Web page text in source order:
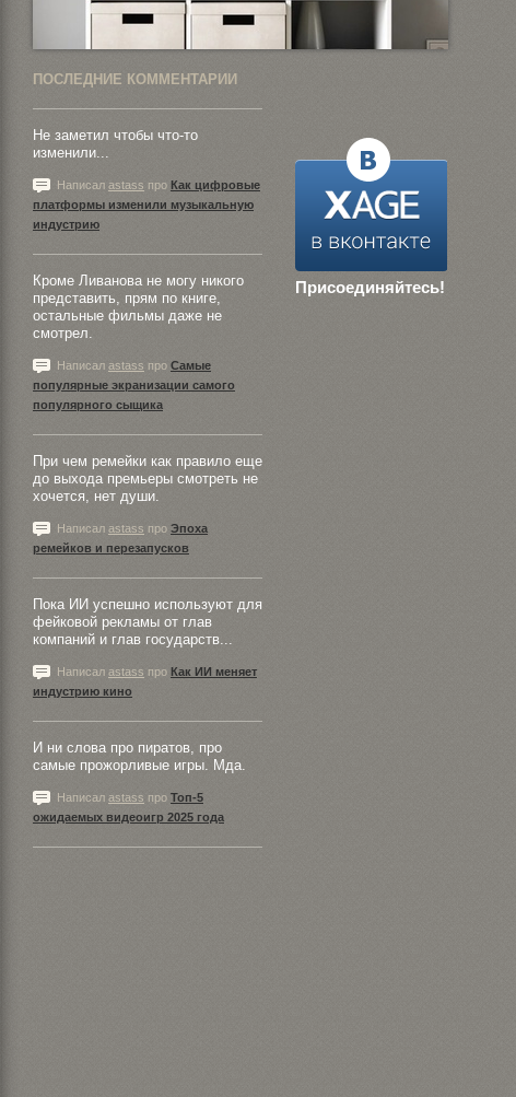
ПОСЛЕДНИЕ КОММЕНТАРИИ
Присоединяйтесь!
Не заметил чтобы что-то
изменили...
Написал astass про Как цифровые
платформы изменили музыкальную
индустрию
Кроме Ливанова не могу никого
представить, прям по книге,
остальные фильмы даже не
смотрел.
Написал astass про Самые
популярные экранизации самого
популярного сыщика
При чем ремейки как правило еще
до выхода премьеры смотреть не
хочется, нет души.
Написал astass про Эпоха
ремейков и перезапусков
Пока ИИ успешно используют для
фейковой рекламы от глав
компаний и глав государств...
Написал astass про Как ИИ меняет
индустрию кино
И ни слова про пиратов, про
самые прожорливые игры. Мда.
Написал astass про Топ-5
ожидаемых видеоигр 2025 года